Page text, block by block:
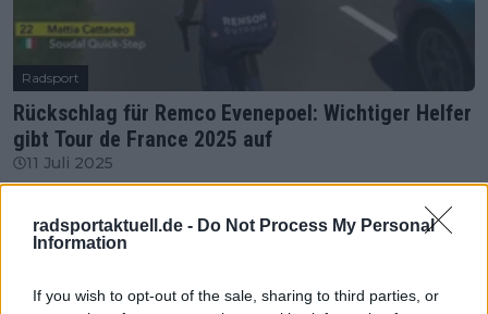
radsportaktuell.de - Do Not Process My Personal
Information
If you wish to opt-out of the sale, sharing to third parties, or
Radsport
Rückschlag für Remco Evenepoel: Wichtiger Helfer
gibt Tour de France 2025 auf
11 Juli 2025
Mehr Artikel
Gerade In